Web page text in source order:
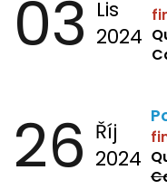
03 Lis
2024
26 Říj
2024